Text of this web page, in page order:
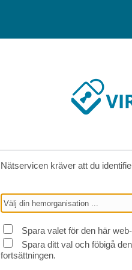
Nätservicen kräver att du
Spara valet för den här
Spara ditt val och föbigå
fortsättningen.